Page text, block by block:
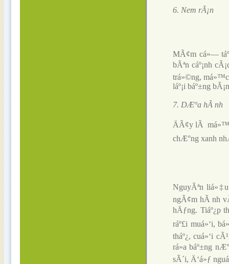
6. Nem rÃ¡n
MÃ¢m cá»—
bÃªn cáº¡nh
trá»©ng, má»™c
láº¡i báº±ng
7. DÆ°a hÃ nh
ÄÃ¢y lÃ
chÆ°ng xanh
NguyÃªn
ngÃ¢m hÃ nh
hÄƒng. Tiáº¿p
ráº£i muá»‘i,
tháº¿, cuá»‘i
rá»­a báº±ng
sÃ´i, Ä‘á»ƒ